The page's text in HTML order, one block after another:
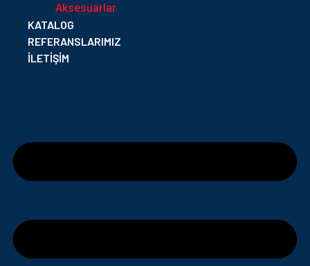
Aksesuarlar
KATALOG
REFERANSLARIMIZ
İLETIŞIM